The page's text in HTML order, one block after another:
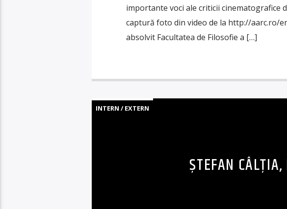
importante voci ale criticii cinematografice
captură foto din video de la http://aarc.ro/
absolvit Facultatea de Filosofie a […]
INTERN / EXTERN
ȘTEFAN